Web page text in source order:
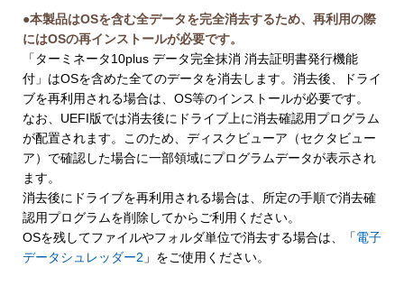
●本製品はOSを含む全データを完全消去するため、再利用の際
にはOSの再インストールが必要です。
「ターミネータ10plus データ完全抹消 消去証明書発行機能
付」はOSを含めた全てのデータを消去します。消去後、ドライ
ブを再利用される場合は、OS等のインストールが必要です。
なお、UEFI版では消去後にドライブ上に消去確認用プログラム
が配置されます。このため、ディスクビューア（セクタビュー
ア）で確認した場合に一部領域にプログラムデータが表示され
ます。
消去後にドライブを再利用される場合は、所定の手順で消去確
認用プログラムを削除してからご利用ください。
OSを残してファイルやフォルダ単位で消去する場合は、「電子
データシュレッダー2 」をご使用ください。